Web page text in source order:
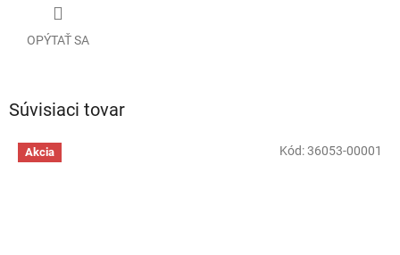
OPÝTAŤ SA
Súvisiaci tovar
Akcia Kód:36053-00001